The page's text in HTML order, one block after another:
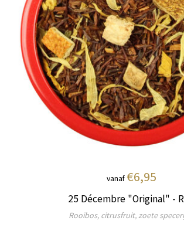
vanaf €6,95
25 Décembre "Original" -
Rooibos, citrusfruit, zoete